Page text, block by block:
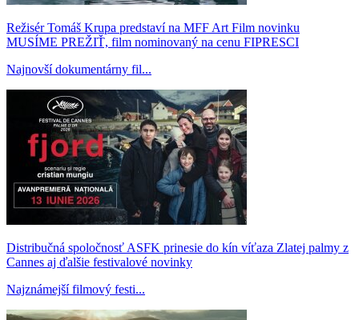
Režisér Tomáš Krupa predstaví na MFF Art Film novinku
MUSÍME PREŽIŤ, film nominovaný na cenu FIPRESCI
Najnovší dokumentárny fil...
Distribučná spoločnosť ASFK prinesie do kín víťaza Zlatej palmy z
Cannes aj ďalšie festivalové novinky
Najznámejší filmový festi...